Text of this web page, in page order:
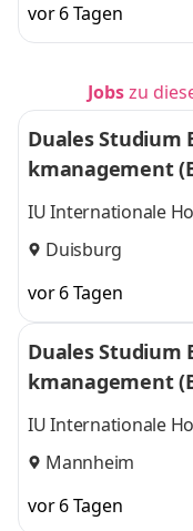
vor 6 Tagen
Jobszu
Duales Studium
kmanagement
l
IU Internationale
Duisburg
vor 6 Tagen
Duales Studium
kmanagement
l
IU Internationale
Mannheim
vor 6 Tagen